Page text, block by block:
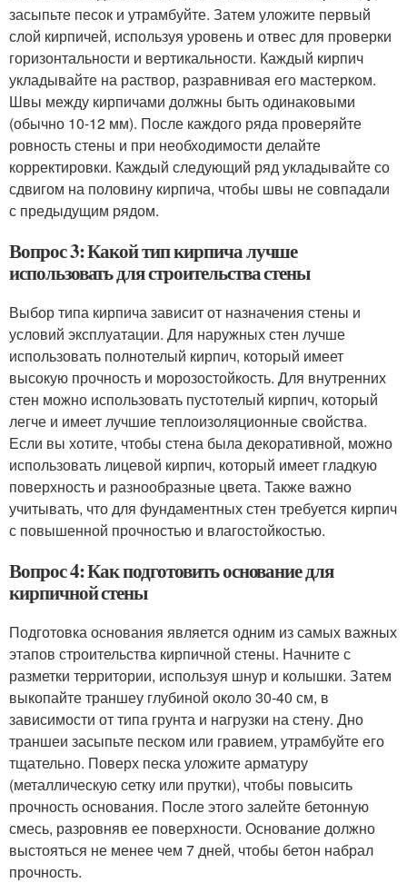
засыпьте песок и утрамбуйте. Затем уложите первый
слой кирпичей, используя уровень и отвес для проверки
горизонтальности и вертикальности. Каждый кирпич
укладывайте на раствор, разравнивая его мастерком.
Швы между кирпичами должны быть одинаковыми
(обычно 10-12 мм). После каждого ряда проверяйте
ровность стены и при необходимости делайте
корректировки. Каждый следующий ряд укладывайте со
сдвигом на половину кирпича, чтобы швы не совпадали
с предыдущим рядом.
Вопрос 3: Какой тип кирпича лучше
использовать для строительства стены
Выбор типа кирпича зависит от назначения стены и
условий эксплуатации. Для наружных стен лучше
использовать полнотелый кирпич, который имеет
высокую прочность и морозостойкость. Для внутренних
стен можно использовать пустотелый кирпич, который
легче и имеет лучшие теплоизоляционные свойства.
Если вы хотите, чтобы стена была декоративной, можно
использовать лицевой кирпич, который имеет гладкую
поверхность и разнообразные цвета. Также важно
учитывать, что для фундаментных стен требуется кирпич
с повышенной прочностью и влагостойкостью.
Вопрос 4: Как подготовить основание для
кирпичной стены
Подготовка основания является одним из самых важных
этапов строительства кирпичной стены. Начните с
разметки территории, используя шнур и колышки. Затем
выкопайте траншеу глубиной около 30-40 см, в
зависимости от типа грунта и нагрузки на стену. Дно
траншеи засыпьте песком или гравием, утрамбуйте его
тщательно. Поверх песка уложите арматуру
(металлическую сетку или прутки), чтобы повысить
прочность основания. После этого залейте бетонную
смесь, разровняв ее поверхности. Основание должно
выстояться не менее чем 7 дней, чтобы бетон набрал
прочность.